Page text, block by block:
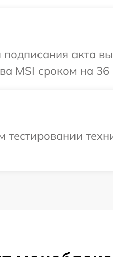
подписания акта
MSI сроком на 36